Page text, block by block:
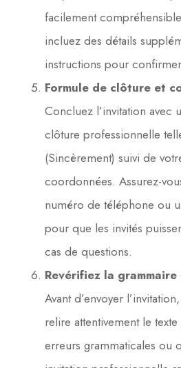
facilement
incluez des détails
instructions pour
Formule de clôture et
Concluez l’invitation avec
clôture professionnelle
(Sincèrement) suivi de
coordonnées. Assurez-
numéro de téléphone ou
pour que les invités
cas de questions.
Revérifiez la
Avant d’envoyer
relire attentivement le
erreurs grammaticales ou